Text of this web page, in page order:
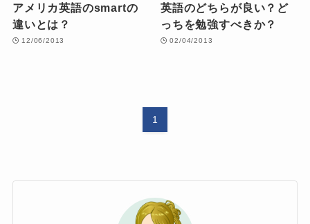
アメリカ英語のsmartの
違いとは？
12/06/2013
英語のどちらが良い？ど
っちを勉強すべきか？
02/04/2013
1